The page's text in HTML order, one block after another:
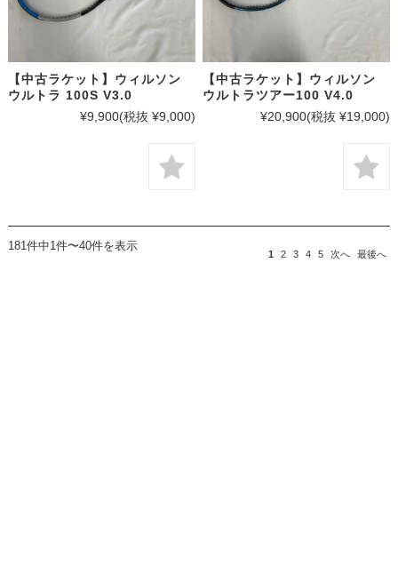
【中古ラケット】ウィルソン
ウルトラ 100S V3.0
¥9,900(税抜 ¥9,000)
【中古ラケット】ウィルソン
ウルトラツアー100 V4.0
¥20,900(税抜 ¥19,000)
181件中1件〜40件を表示
1 2 3 4 5 次へ 最後へ